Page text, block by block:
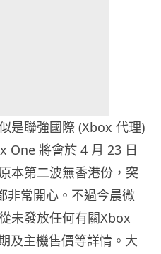
是聯強國際 (Xbox 代理)
One 將會於 4 月 23 日
本第二波無香港份，突
非常開心。不過今晨微
未發放任何有關Xbox
及主機售價等詳情。大